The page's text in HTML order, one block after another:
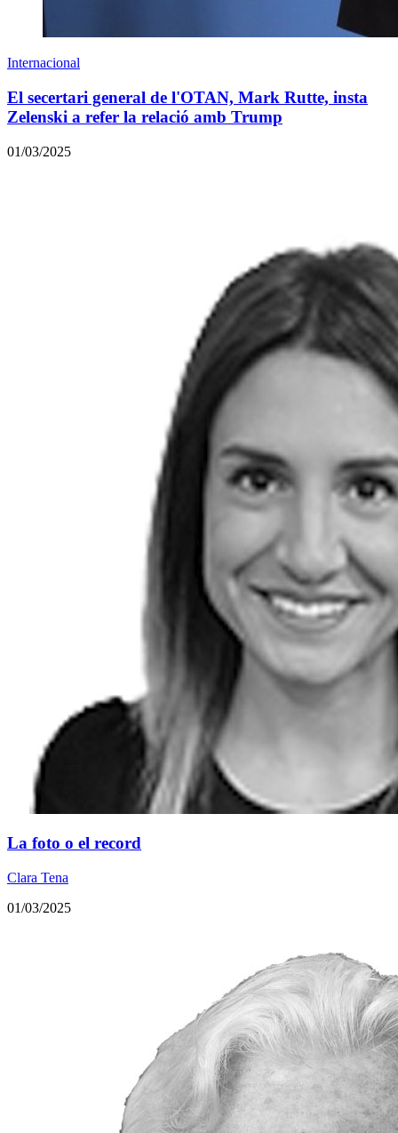
Internacional
El secertari general de l'OTAN, Mark Rutte, insta
Zelenski a refer la relació amb Trump
01/03/2025
La foto o el record
Clara Tena
01/03/2025